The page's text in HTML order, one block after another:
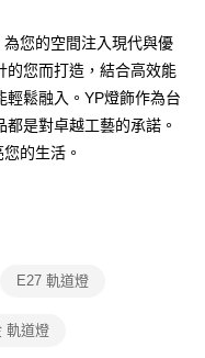
支付方式。 讓您購物簡單
值。
跳轉至「AFTEE先享後付」
完成結帳。
交易完成。
您的空間注入現代與優
的您而打造，結合高效能
鬆融入。YP燈飾作為台
是對卓越工藝的承諾。
的生活。
E27 軌道燈
軌道燈